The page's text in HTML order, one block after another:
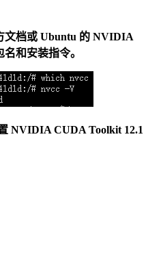
文档或 Ubuntu 的 NVIDIA
和安装指令。
NVIDIA CUDA Toolkit 12.1